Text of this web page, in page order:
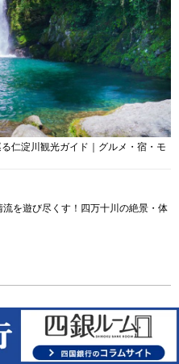
仁淀川観光ガイド｜グルメ・宿・モ
流を遊び尽くす！四万十川の絶景・体
西部エリア）